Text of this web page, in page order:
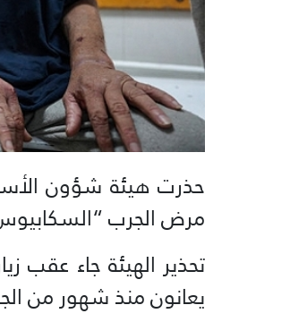
حذرت هيئة شؤون
مرض الجرب
تحذير الهيئة جاء عقب
يعانون منذ شهور من